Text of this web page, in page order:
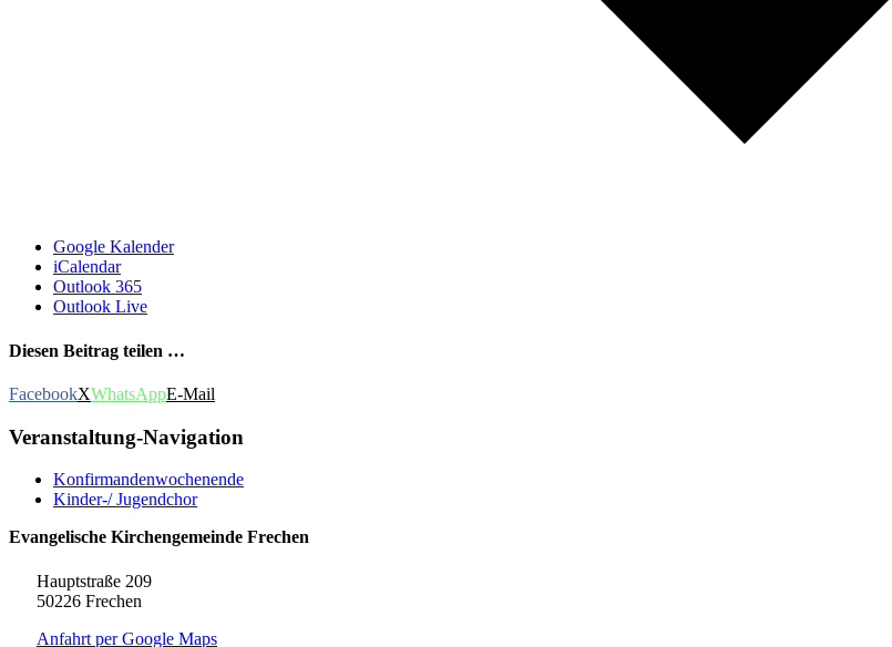
Google Kalender
iCalendar
Outlook 365
Outlook Live
Diesen Beitrag teilen …
FacebookXWhatsAppE-Mail
Veranstaltung-Navigation
Konfirmandenwochenende
Kinder-/ Jugendchor
Evangelische Kirchengemeinde Frechen
Hauptstraße 209
50226 Frechen
Anfahrt per Google Maps